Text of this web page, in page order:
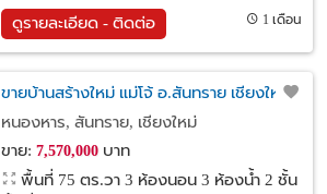
ดูรายละเอียด - ติดต่อ 1 เดือน
ขายบ้านสร้างใหม่ แม่โจ้ อ.สันทราย เชียงใหม่
หนองหาร, สันทราย, เชียงใหม่
ขาย: 7,570,000บาท
พื้นที่ 75 ตร.วา 3 ห้องนอน 3 ห้องน้ำ 2 ชั้น